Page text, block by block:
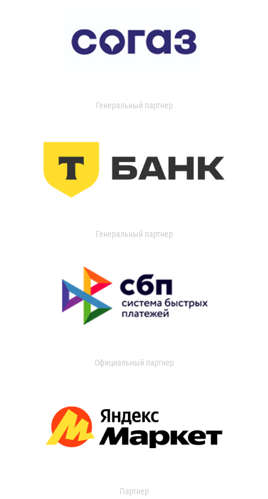
Генеральный партнер
Генеральный партнер
Официальный партнер
Партнер